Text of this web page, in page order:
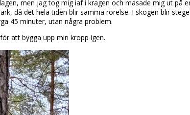
men jag tog mig iaf i kragen och masade mig ut på
då det hela tiden blir samma rörelse. I skogen blir
45 minuter, utan några problem.
att bygga upp min kropp igen.